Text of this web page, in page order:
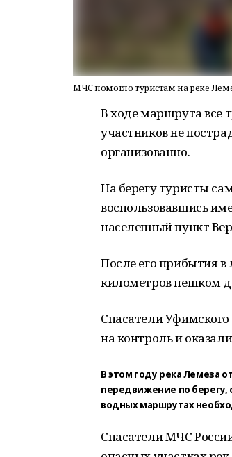
МЧС помогло туристам на реке
В ходе маршрута все
участников не
организованно.
На берегу туристы
воспользовавшись
населенный пункт
После его прибытия
километров пешком
Спасатели
на контроль и
В этом году река Лемеза
передвижение по берегу,
водных маршрутах
Спасатели МЧС